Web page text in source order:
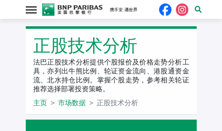
正股技术分析
法巴正股技术分析提供个股报价及价格走势分析工
具，亦列出牛熊比例、轮证资金流向、港股通资金
流、北水持仓比例。掌握个股走势，参考相关轮证
推荐选择部署投资策略。
主页
市场数据 正股技术分析